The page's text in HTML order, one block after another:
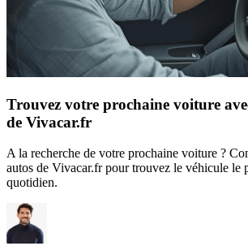
Trouvez votre prochaine voiture
de Vivacar.fr
A la recherche de votre prochaine voiture ?
autos de Vivacar.fr pour trouvez le véhicule le
quotidien.